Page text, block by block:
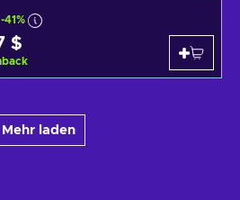
-41%
$
Mehr laden